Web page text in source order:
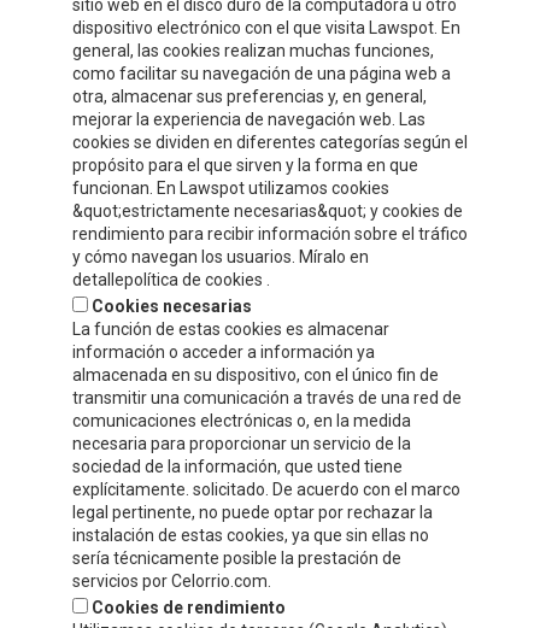
sitio web en el disco duro de la computadora u otro
dispositivo electrónico con el que visita Lawspot. En
general, las cookies realizan muchas funciones,
como facilitar su navegación de una página web a
otra, almacenar sus preferencias y, en general,
mejorar la experiencia de navegación web. Las
cookies se dividen en diferentes categorías según el
propósito para el que sirven y la forma en que
funcionan. En Lawspot utilizamos cookies
&quot;estrictamente necesarias&quot; y cookies de
rendimiento para recibir información sobre el tráfico
y cómo navegan los usuarios. Míralo en
detallepolítica de cookies .
Cookies necesarias
La función de estas cookies es almacenar
información o acceder a información ya
almacenada en su dispositivo, con el único fin de
transmitir una comunicación a través de una red de
comunicaciones electrónicas o, en la medida
necesaria para proporcionar un servicio de la
sociedad de la información, que usted tiene
explícitamente. solicitado. De acuerdo con el marco
legal pertinente, no puede optar por rechazar la
instalación de estas cookies, ya que sin ellas no
sería técnicamente posible la prestación de
servicios por Celorrio.com.
Cookies de rendimiento
INFORMACIÓN DE CONTACTO
Compre y Compare S.A.U.
Polígono Tejerías Sur, Calle Torrecilla, 42
26500 - Calahorra (La Rioja)
+34 941 132 803
info@celorrio.com
ZONA PRIVADA
¡ESCRÍBENOS!